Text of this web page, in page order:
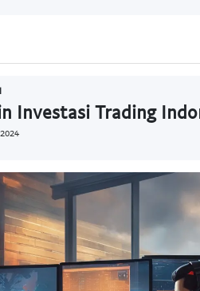
Investasi Trading